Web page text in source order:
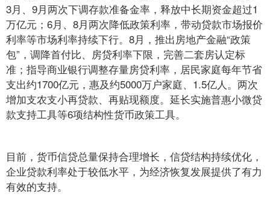
3月、9月两次下调存款准备金率，释放中长期资金超过1
万亿元；6月、8月两次降低政策利率，带动贷款市场报价
利率等市场利率持续下行。8月，推出房地产金融“政策
包”，调降首付比、房贷利率下限，完善二套房认定标
准；指导商业银行调整存量房贷利率，居民家庭每年节省
支出约1700亿元，惠及约5000万户家庭、1.5亿人。两次
增加支农支小再贷款、再贴现额度。延长实施普惠小微贷
款支持工具等6项结构性货币政策工具。
目前，货币信贷总量保持合理增长，信贷结构持续优化，
企业贷款利率处于较低水平，为经济恢复发展提供了有力
有效的支持。